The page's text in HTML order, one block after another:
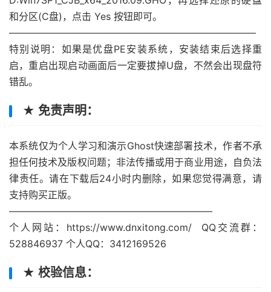
和分区(C盘)，点击 Yes 按钮即可。
—————————————————————————–
特别说明：如果是优盘PE安装系统，安装结束后选择重
启，重启出现启动画面后一定要拔掉U盘，不然会出现盘符
错乱。
★ 免责声明：
本系统仅为个人学习和演示Ghost快速部署技术，作者不承
担任何技术及版权问题；非法传播或用于商业用途，自负法
律责任。请在下载后24小时内删除，如果您觉得满意，请
支持购买正版。
—————————————————————
个人网站：https://www.dnxitong.com/ QQ交流群：
528846937 个人QQ：3412169526
★ 校验信息：